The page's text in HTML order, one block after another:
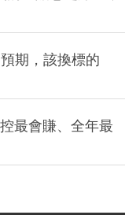
期，該換標的
最會賺、全年最